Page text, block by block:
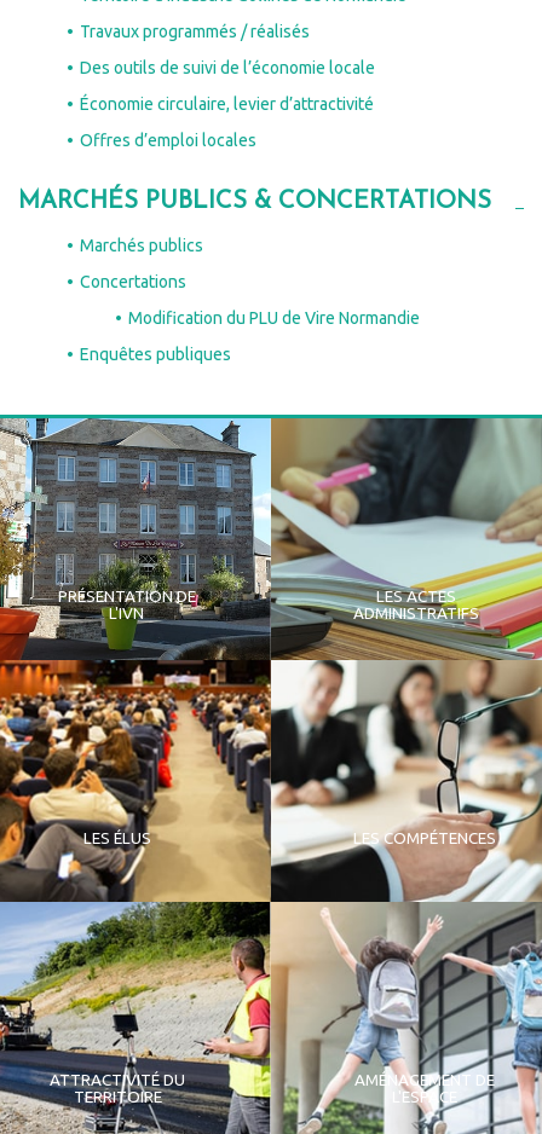
Travaux programmés / réalisés
Des outils de suivi de l’économie locale
Économie circulaire, levier d’attractivité
Offres d’emploi locales
MARCHÉS PUBLICS & CONCERTATIONS
Marchés publics
Concertations
Modification du PLU de Vire Normandie
Enquêtes publiques
PRÉSENTATION DE
L'IVN
LES ACTES
ADMINISTRATIFS
LES ÉLUS LES COMPÉTENCES
ATTRACTIVITÉ DU
TERRITOIRE
AMÉNAGEMENT DE
L'ESPACE